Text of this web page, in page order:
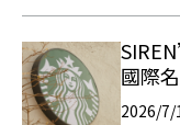
國際
2026/7/